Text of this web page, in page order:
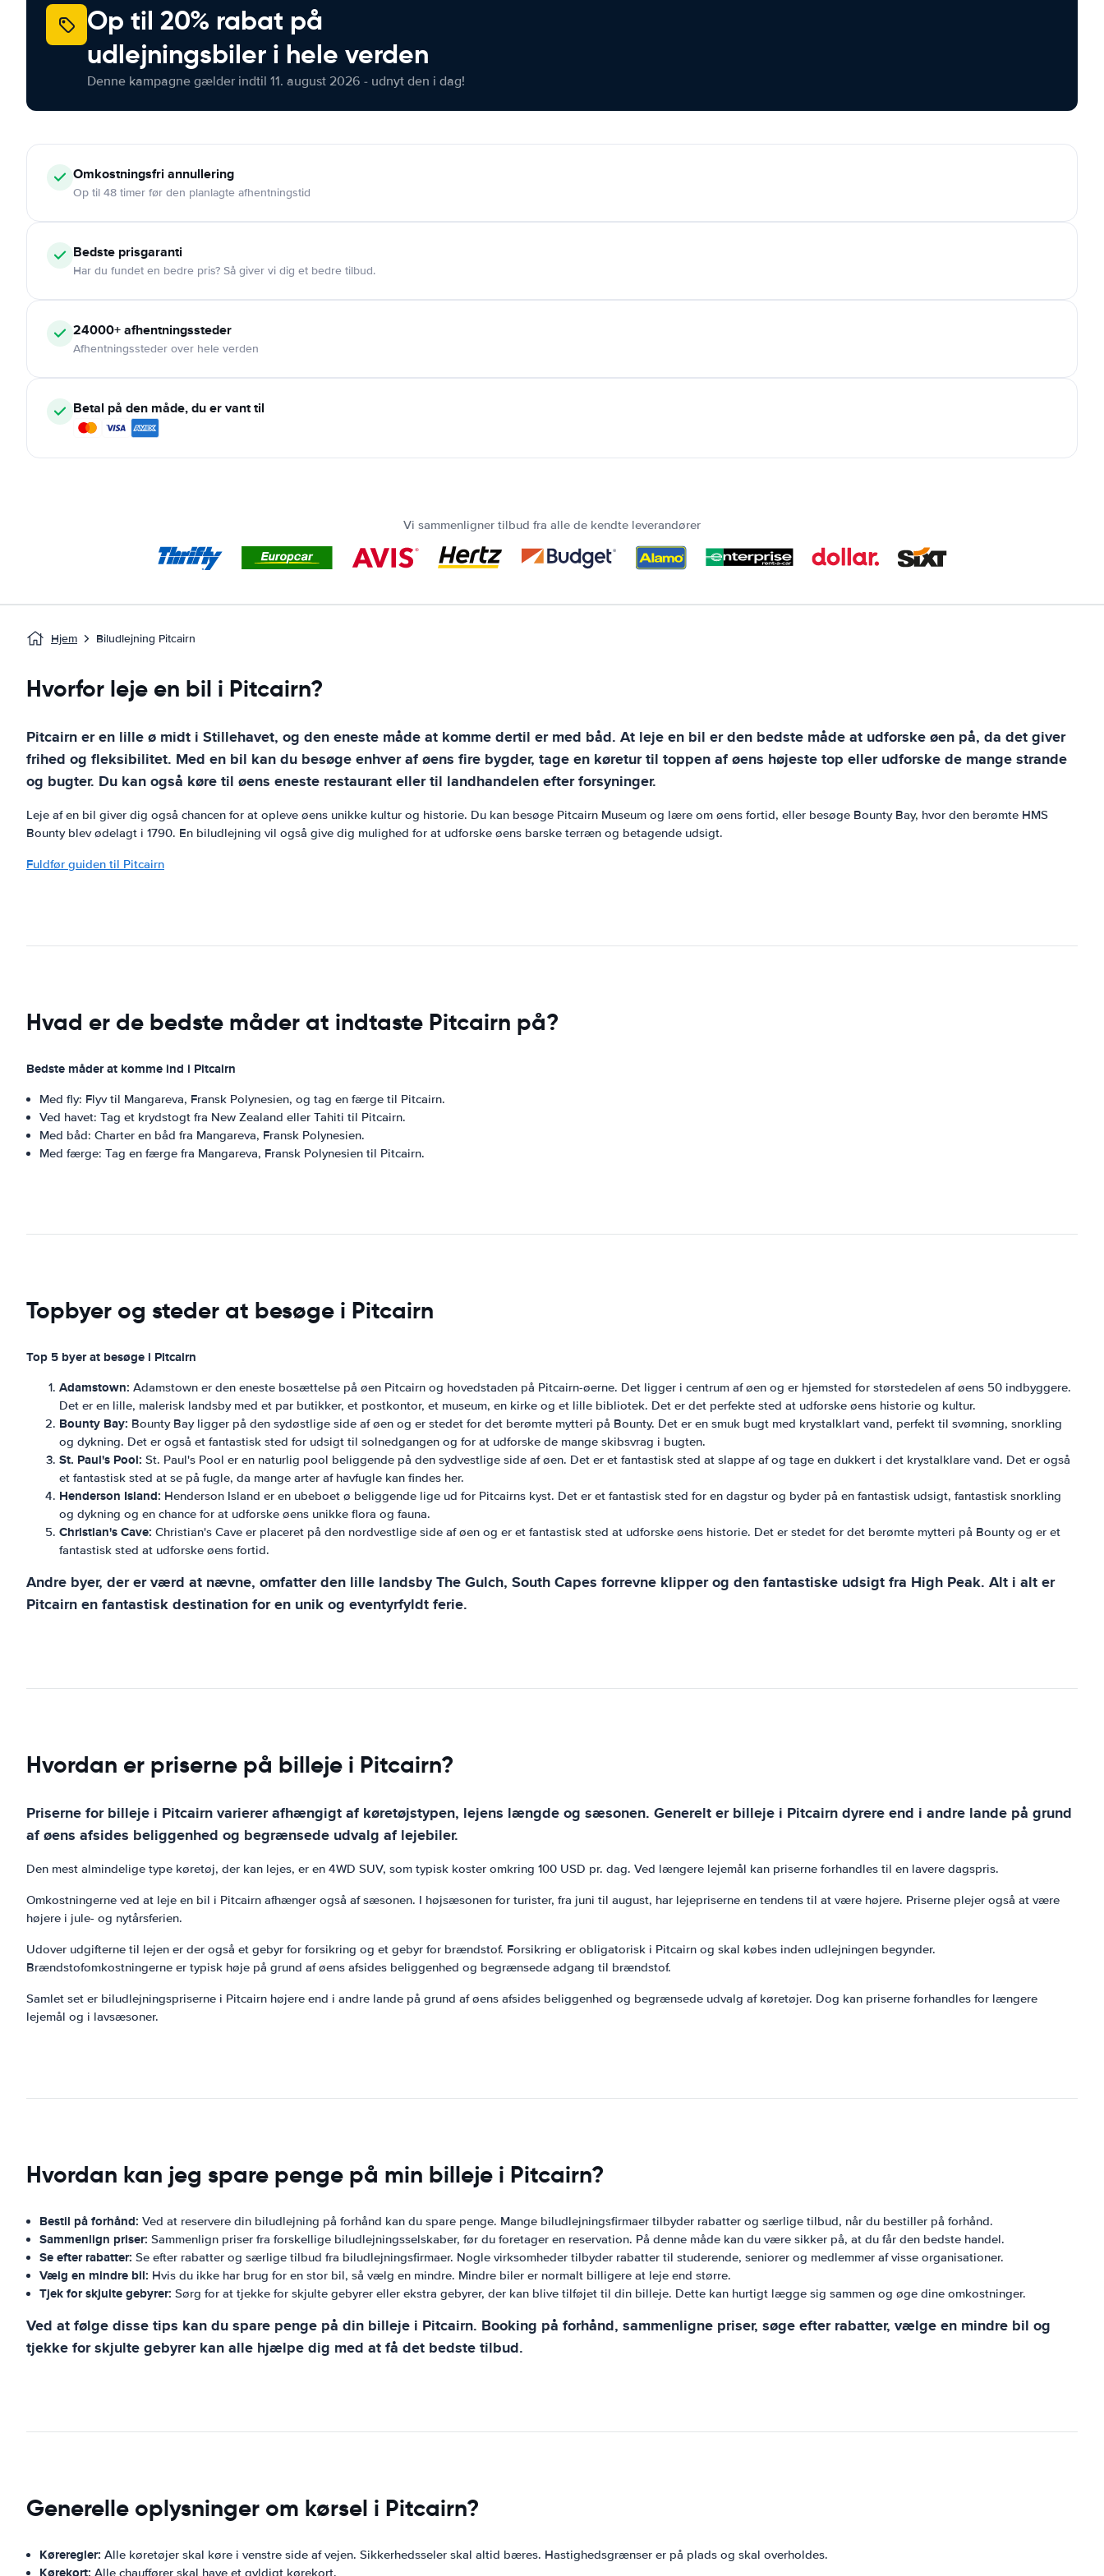
Op til 20% rabat på
udlejningsbiler i hele verden
Denne kampagne gælder indtil 11. august 2026 - udnyt den i dag!
Omkostningsfri annullering
Op til 48 timer før den planlagte afhentningstid
Bedste prisgaranti
Har du fundet en bedre pris? Så giver vi dig et bedre tilbud.
24000+afhentningssteder
Afhentningssteder over hele verden
Betal på den måde, du er vant til
Vi sammenligner tilbud fra alle de kendte leverandører
Hjem Biludlejning Pitcairn
Hvorfor leje en bil i Pitcairn?
Pitcairn er en lille ø midt i Stillehavet, og den eneste måde at komme dertil er med båd. At leje en bil er den bedste måde at udforske øen på, da det giver
frihed og fleksibilitet. Med en bil kan du besøge enhver af øens fire bygder, tage en køretur til toppen af ​​øens højeste top eller udforske de mange strande
og bugter. Du kan også køre til øens eneste restaurant eller til landhandelen efter forsyninger.
Leje af en bil giver dig også chancen for at opleve øens unikke kultur og historie. Du kan besøge Pitcairn Museum og lære om øens fortid, eller besøge Bounty Bay, hvor den berømte HMS
Bounty blev ødelagt i 1790. En biludlejning vil også give dig mulighed for at udforske øens barske terræn og betagende udsigt.
Fuldfør guiden til Pitcairn
Hvad er de bedste måder at indtaste Pitcairn på?
Bedste måder at komme ind i Pitcairn
Med fly: Flyv til Mangareva, Fransk Polynesien, og tag en færge til Pitcairn.
Ved havet: Tag et krydstogt fra New Zealand eller Tahiti til Pitcairn.
Med båd: Charter en båd fra Mangareva, Fransk Polynesien.
Med færge: Tag en færge fra Mangareva, Fransk Polynesien til Pitcairn.
Topbyer og steder at besøge i Pitcairn
Top 5 byer at besøge i Pitcairn
Adamstown: Adamstown er den eneste bosættelse på øen Pitcairn og hovedstaden på Pitcairn-øerne. Det ligger i centrum af øen og er hjemsted for størstedelen af ​​øens 50 indbyggere.
Det er en lille, malerisk landsby med et par butikker, et postkontor, et museum, en kirke og et lille bibliotek. Det er det perfekte sted at udforske øens historie og kultur.
Bounty Bay: Bounty Bay ligger på den sydøstlige side af øen og er stedet for det berømte mytteri på Bounty. Det er en smuk bugt med krystalklart vand, perfekt til svømning, snorkling
og dykning. Det er også et fantastisk sted for udsigt til solnedgangen og for at udforske de mange skibsvrag i bugten.
St. Paul's Pool: St. Paul's Pool er en naturlig pool beliggende på den sydvestlige side af øen. Det er et fantastisk sted at slappe af og tage en dukkert i det krystalklare vand. Det er også
et fantastisk sted at se på fugle, da mange arter af havfugle kan findes her.
Henderson Island: Henderson Island er en ubeboet ø beliggende lige ud for Pitcairns kyst. Det er et fantastisk sted for en dagstur og byder på en fantastisk udsigt, fantastisk snorkling
og dykning og en chance for at udforske øens unikke flora og fauna.
Christian's Cave: Christian's Cave er placeret på den nordvestlige side af øen og er et fantastisk sted at udforske øens historie. Det er stedet for det berømte mytteri på Bounty og er et
fantastisk sted at udforske øens fortid.
Andre byer, der er værd at nævne, omfatter den lille landsby The Gulch, South Capes forrevne klipper og den fantastiske udsigt fra High Peak. Alt i alt er
Pitcairn en fantastisk destination for en unik og eventyrfyldt ferie.
Hvordan er priserne på billeje i Pitcairn?
Priserne for billeje i Pitcairn varierer afhængigt af køretøjstypen, lejens længde og sæsonen. Generelt er billeje i Pitcairn dyrere end i andre lande på grund
af øens afsides beliggenhed og begrænsede udvalg af lejebiler.
Den mest almindelige type køretøj, der kan lejes, er en 4WD SUV, som typisk koster omkring 100 USD pr. dag. Ved længere lejemål kan priserne forhandles til en lavere dagspris.
Omkostningerne ved at leje en bil i Pitcairn afhænger også af sæsonen. I højsæsonen for turister, fra juni til august, har lejepriserne en tendens til at være højere. Priserne plejer også at være
højere i jule- og nytårsferien.
Udover udgifterne til lejen er der også et gebyr for forsikring og et gebyr for brændstof. Forsikring er obligatorisk i Pitcairn og skal købes inden udlejningen begynder.
Brændstofomkostningerne er typisk høje på grund af øens afsides beliggenhed og begrænsede adgang til brændstof.
Samlet set er biludlejningspriserne i Pitcairn højere end i andre lande på grund af øens afsides beliggenhed og begrænsede udvalg af køretøjer. Dog kan priserne forhandles for længere
lejemål og i lavsæsoner.
Hvordan kan jeg spare penge på min billeje i Pitcairn?
Bestil på forhånd: Ved at reservere din biludlejning på forhånd kan du spare penge. Mange biludlejningsfirmaer tilbyder rabatter og særlige tilbud, når du bestiller på forhånd.
Sammenlign priser: Sammenlign priser fra forskellige biludlejningsselskaber, før du foretager en reservation. På denne måde kan du være sikker på, at du får den bedste handel.
Se efter rabatter: Se efter rabatter og særlige tilbud fra biludlejningsfirmaer. Nogle virksomheder tilbyder rabatter til studerende, seniorer og medlemmer af visse organisationer.
Vælg en mindre bil: Hvis du ikke har brug for en stor bil, så vælg en mindre. Mindre biler er normalt billigere at leje end større.
Tjek for skjulte gebyrer: Sørg for at tjekke for skjulte gebyrer eller ekstra gebyrer, der kan blive tilføjet til din billeje. Dette kan hurtigt lægge sig sammen og øge dine omkostninger.
Ved at følge disse tips kan du spare penge på din billeje i Pitcairn. Booking på forhånd, sammenligne priser, søge efter rabatter, vælge en mindre bil og
tjekke for skjulte gebyrer kan alle hjælpe dig med at få det bedste tilbud.
Generelle oplysninger om kørsel i Pitcairn?
Køreregler: Alle køretøjer skal køre i venstre side af vejen. Sikkerhedsseler skal altid bæres. Hastighedsgrænser er på plads og skal overholdes.
Alle chauffører skal have et gyldigt kørekort.